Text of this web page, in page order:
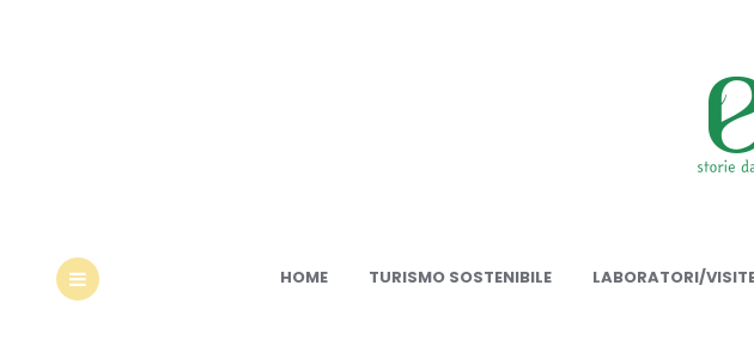
HOME TURISMO SOSTENIBILE LABORATORI/